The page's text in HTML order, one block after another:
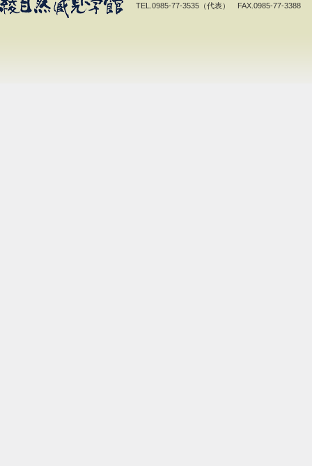
TEL.0985-77-3535（代表） FAX.0985-77-3388